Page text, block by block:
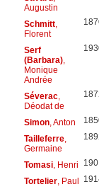
Augustin
Schmitt,
Florent
Serf
(Barbara),
Monique
Andrée
Séverac,
Déodat de
Simon, Anton
Tailleferre,
Germaine
Tomasi, Henri
Tortelier, Paul